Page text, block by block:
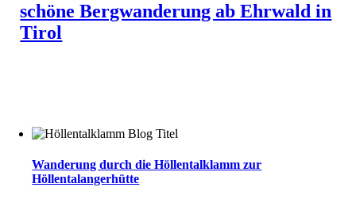
schöne Bergwanderung ab Ehrwald in
Tirol
Wanderung durch die Höllentalklamm zur
Höllentalangerhütte